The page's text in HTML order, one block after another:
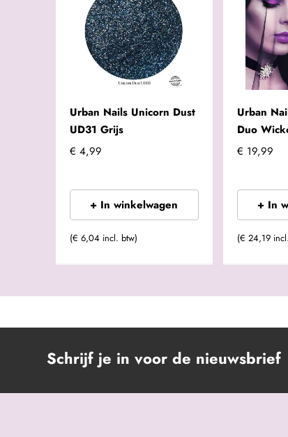
Urban Nails Unicorn Dust
UD31 Grijs
€ 4,99
+ In winkelwagen
(€ 6,04 incl. btw)
Urban
Duo
€ 19,99
+ In
(€ 24,19
Schrijf je in voor de nieuwsbrief